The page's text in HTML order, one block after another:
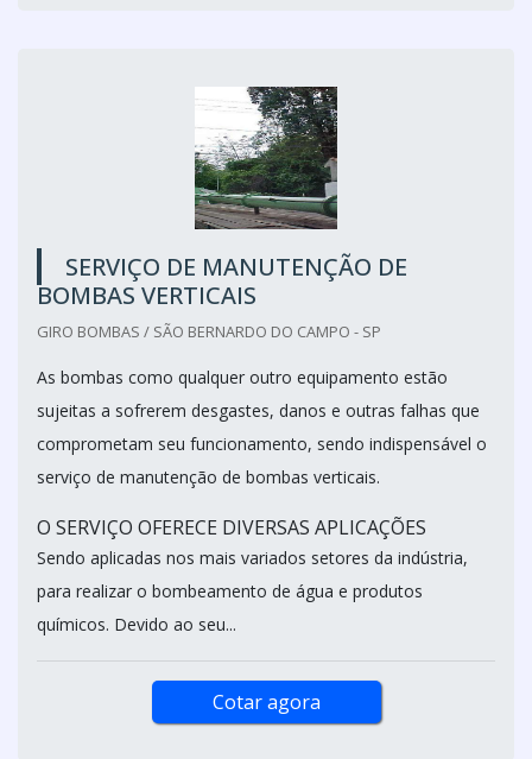
SERVIÇO DE MANUTENÇÃO DE
BOMBAS VERTICAIS
GIRO BOMBAS / SÃO BERNARDO DO CAMPO - SP
As bombas como qualquer outro equipamento estão
sujeitas a sofrerem desgastes, danos e outras falhas que
comprometam seu funcionamento, sendo indispensável o
serviço de manutenção de bombas verticais.
O SERVIÇO OFERECE DIVERSAS APLICAÇÕES
Sendo aplicadas nos mais variados setores da indústria,
para realizar o bombeamento de água e produtos
químicos. Devido ao seu...
Cotar agora